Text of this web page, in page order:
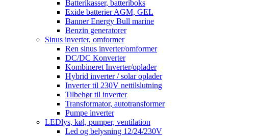
Batterikasser, batteriboks
Exide batterier AGM, GEL
Banner Energy Bull marine
Benzin generatorer
Sinus inverter, omformer
Ren sinus inverter/omformer
DC/DC Konverter
Kombineret Inverter/oplader
Hybrid inverter / solar oplader
Inverter til 230V nettilslutning
Tilbehør til inverter
Transformator, autotransformer
Pumpe inverter
LEDlys, køl, pumper, ventilation
Led og belysning 12/24/230V